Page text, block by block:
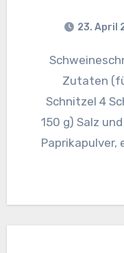
23. April
Schweineschnitzel mit Kartoffel-Salat
Zutaten
Schnitzel 4
150 g) Salz
Paprikapulver,